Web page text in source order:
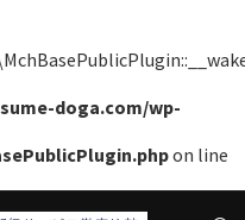
doga.com/wp-
on line